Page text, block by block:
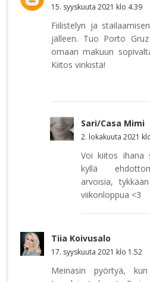
15. syyskuuta 2021 klo 4.39
Fiilistelyn ja
jälleen. Tuo Porto
omaan makuun
Kiitos vinkistä!
Sari/Casa Mimi
2. lokakuuta 2021
Voi kiitos ihana
kyllä
arvoisia,
viikonloppua <3
Tiia Koivusalo
17. syyskuuta 2021 klo 1.52
Meinasin pyörtyä,